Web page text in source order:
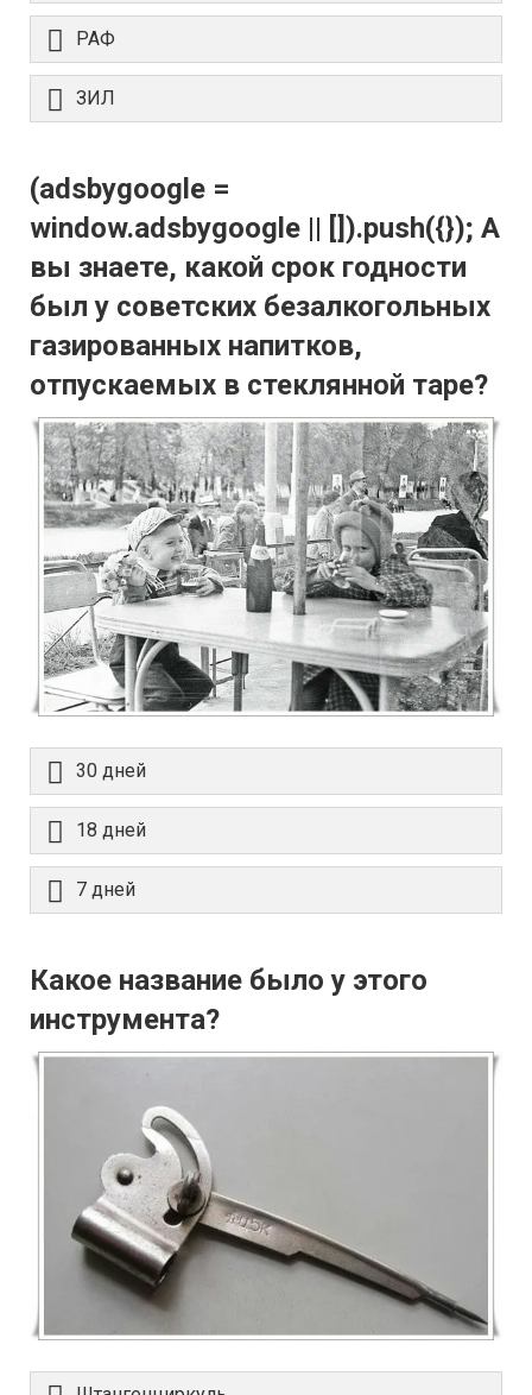
РАФ
ЗИЛ
(adsbygoogle =
window.adsbygoogle || []).push({}); А
вы знаете, какой срок годности
был у советских безалкогольных
газированных напитков,
отпускаемых в стеклянной таре?
30 дней
18 дней
7 дней
Какое название было у этого
инструмента?